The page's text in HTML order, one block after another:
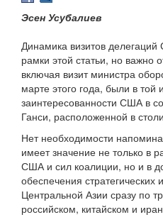
Эсен Усубалиев
Динамика визитов
рамки этой статьи, но важно
включая визит министра
марте этого года, были в
заинтересованности США в
Ганси, расположенной в
Нет необходимости
имеет значение не только в
США и сил коалиции, но и в
обеспечения
Центральной Азии сразу по
российском, китайском и